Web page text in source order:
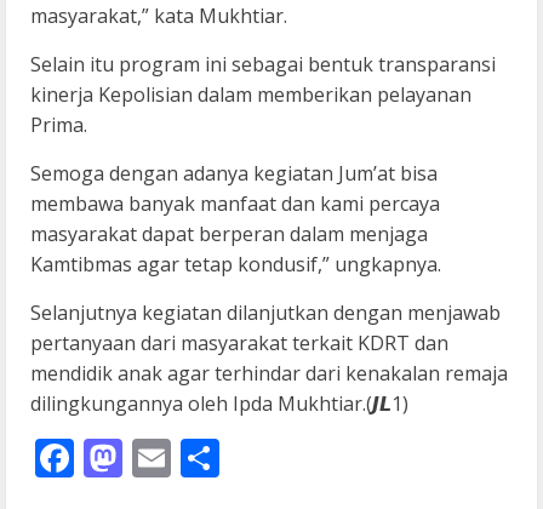
masyarakat,” kata Mukhtiar.
Selain itu program ini sebagai bentuk transparansi
kinerja Kepolisian dalam memberikan pelayanan
Prima.
Semoga dengan adanya kegiatan Jum’at bisa
membawa banyak manfaat dan kami percaya
masyarakat dapat berperan dalam menjaga
Kamtibmas agar tetap kondusif,” ungkapnya.
Selanjutnya kegiatan dilanjutkan dengan menjawab
pertanyaan dari masyarakat terkait KDRT dan
mendidik anak agar terhindar dari kenakalan remaja
dilingkungannya oleh Ipda Mukhtiar.(𝙅𝙇1)
Facebook
Mastodon
Email